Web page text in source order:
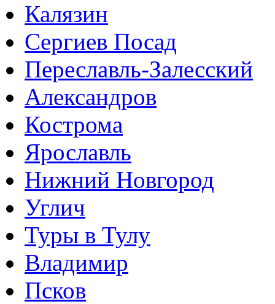
Калязин
Сергиев Посад
Переславль-Залесский
Александров
Кострома
Ярославль
Нижний Новгород
Углич
Туры в Тулу
Владимир
Псков